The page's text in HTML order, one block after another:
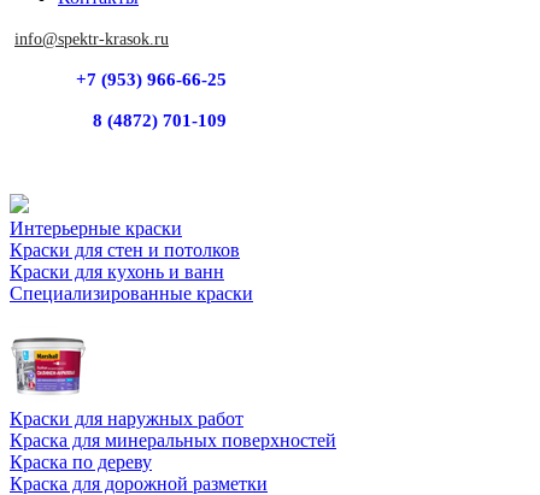
info@spektr-krasok.ru
+7 (953) 966-66-25
8 (4872) 701-109
Интерьерные краски
Краски для стен и потолков
Краски для кухонь и ванн
Специализированные краски
Краски для наружных работ
Краска для минеральных поверхностей
Краска по дереву
Краска для дорожной разметки